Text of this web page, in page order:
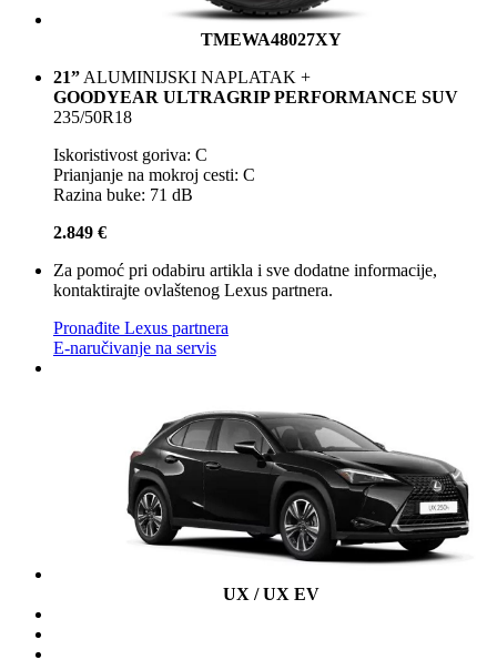
TMEWA48027XY
21” ALUMINIJSKI NAPLATAK +
GOODYEAR ULTRAGRIP PERFORMANCE SUV
235/50R18
Iskoristivost goriva: C
Prianjanje na mokroj cesti: C
Razina buke: 71 dB
2.849 €
Za pomoć pri odabiru artikla i sve dodatne informacije,
kontaktirajte ovlaštenog Lexus partnera.
Pronađite Lexus partnera
E-naručivanje na servis
UX / UX EV